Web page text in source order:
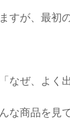
すが、最初
なぜ、よく
な商品を見